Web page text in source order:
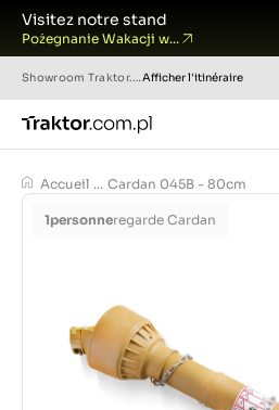
Visitez notre stand
Pożegnanie Wakacji w...
Showroom Traktor.com.pl Afficher l'itinéraire
Accueil ... Cardan 045B - 80cm
1personneregarde Cardan